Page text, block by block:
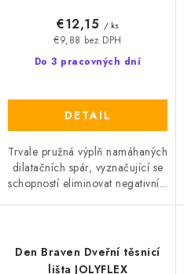
Do 3 pracovných dní
€9,88 bez DPH
€12,15 / ks
DETAIL
Trvale pružná výplň namáhaných
dilatačních spár, vyznačující se
schopností eliminovat negativní...
Den Braven Dveřní těsnicí
lišta JOLYFLEX